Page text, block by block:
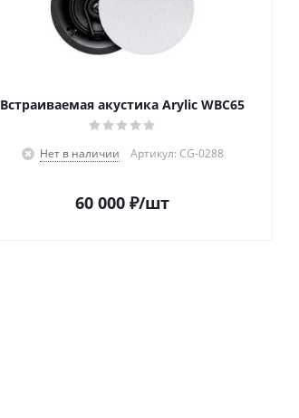
Встраиваемая акустика Arylic WBC65
Нет в наличии Артикул: CG-0288
60 000 ₽/шт